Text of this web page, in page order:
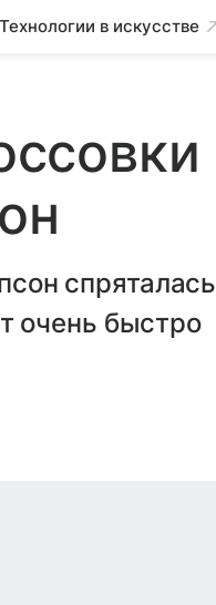
Технологии в искусстве
спряталась
очень быстро